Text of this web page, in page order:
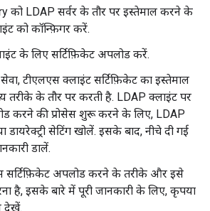
को LDAP सर्वर के तौर पर इस्तेमाल करने के
को कॉन्फ़िगर करें.
के लिए सर्टिफ़िकेट अपलोड करें.
टीएलएस क्लाइंट सर्टिफ़िकेट का इस्तेमाल
तरीके के तौर पर करती है. LDAP क्लाइंट पर
करने की प्रोसेस शुरू करने के लिए, LDAP
डायरेक्ट्री सेटिंग खोलें. इसके बाद, नीचे दी गई
डालें.
सर्टिफ़िकेट अपलोड करने के तरीके और इसे
है, इसके बारे में पूरी जानकारी के लिए, कृपया
देखें.